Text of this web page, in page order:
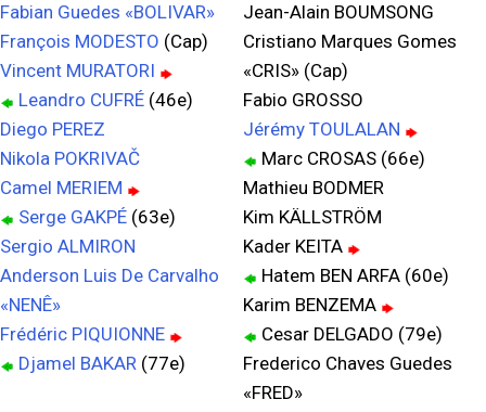
Fabian Guedes «BOLIVAR»
François MODESTO (Cap)
Vincent MURATORI
Leandro CUFRÉ (46e)
Diego PEREZ
Nikola POKRIVAČ
Camel MERIEM
Serge GAKPÉ (63e)
Sergio ALMIRON
Anderson Luis De Carvalho
«NENÊ»
Frédéric PIQUIONNE
Djamel BAKAR (77e)
Jean-Alain BOUMSONG
Cristiano Marques Gomes
«CRIS» (Cap)
Fabio GROSSO
Jérémy TOULALAN
Marc CROSAS (66e)
Mathieu BODMER
Kim KÄLLSTRÖM
Kader KEITA
Hatem BEN ARFA (60e)
Karim BENZEMA
Cesar DELGADO (79e)
Frederico Chaves Guedes
«FRED»